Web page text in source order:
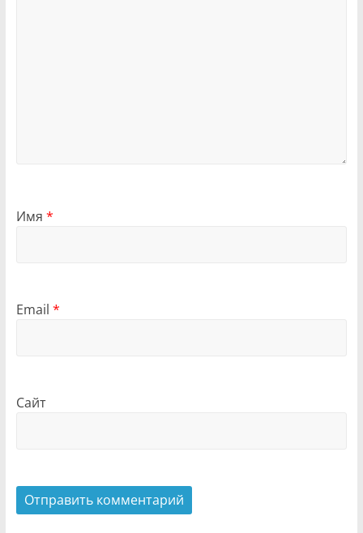
Имя *
Email *
Сайт